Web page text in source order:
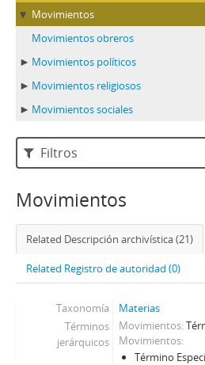
Movimientos
Movimientos obreros
Movimientos políticos
Movimientos religiosos
Movimientos sociales
Filtros
Movimientos
Related Descripción archivística (21)
Related Registro de autoridad (0)
Taxonomía
Materias
Términos
jerárquicos
Movimientos
Movimientos
Término